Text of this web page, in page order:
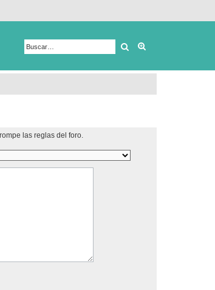
Buscar
las reglas del foro.